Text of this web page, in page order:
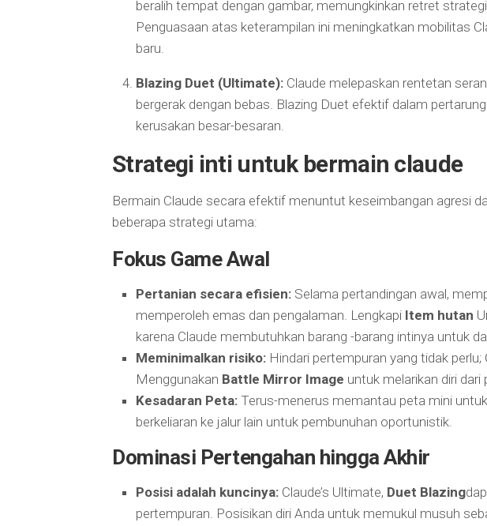
beralih tempat dengan gambar, memungkinkan retret
Penguasaan atas keterampilan ini meningkatkan mobilitas
baru.
Blazing Duet (Ultimate): Claude melepaskan rentetan
bergerak dengan bebas. Blazing Duet efektif dalam
kerusakan besar-besaran.
Strategi inti untuk bermain claude
Bermain Claude secara efektif menuntut keseimbangan agresi
beberapa strategi utama:
Fokus Game Awal
Pertanian secara efisien: Selama pertandingan awal,
memperoleh emas dan pengalaman. Lengkapi Item hutan
karena Claude membutuhkan barang -barang intinya untuk
Meminimalkan risiko: Hindari pertempuran yang tidak perlu;
Menggunakan Battle Mirror Image untuk melarikan diri dari
Kesadaran Peta: Terus-menerus memantau peta mini
berkeliaran ke jalur lain untuk pembunuhan oportunistik.
Dominasi Pertengahan hingga Akhir
Posisi adalah kuncinya: Claude’s Ultimate, Duet Blazing
pertempuran. Posisikan diri Anda untuk memukul musuh